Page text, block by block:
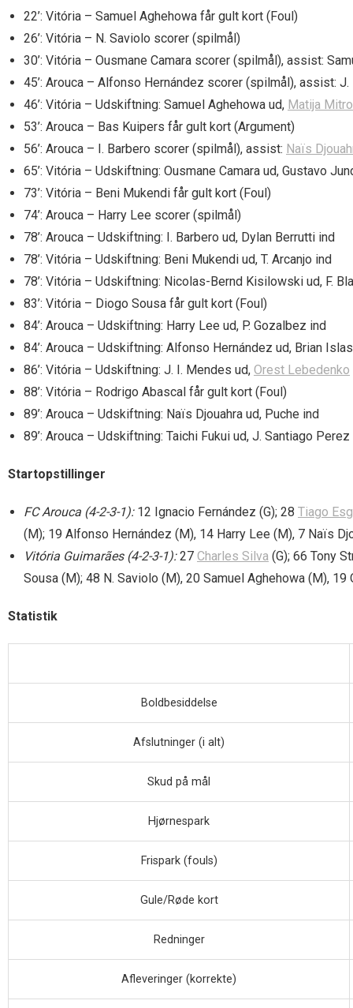
22’: Vitória – Samuel Aghehowa får gult kort (Foul)
26’: Vitória – N. Saviolo scorer (spilmål)
30’: Vitória – Ousmane Camara scorer (spilmål), assist:
45’: Arouca – Alfonso Hernández scorer (spilmål), assist: J.
46’: Vitória – Udskiftning: Samuel Aghehowa ud, Matija
53’: Arouca – Bas Kuipers får gult kort (Argument)
56’: Arouca – I. Barbero scorer (spilmål), assist: Naïs
65’: Vitória – Udskiftning: Ousmane Camara ud, Gustavo
73’: Vitória – Beni Mukendi får gult kort (Foul)
74’: Arouca – Harry Lee scorer (spilmål)
78’: Arouca – Udskiftning: I. Barbero ud, Dylan Berrutti ind
78’: Vitória – Udskiftning: Beni Mukendi ud, T. Arcanjo ind
78’: Vitória – Udskiftning: Nicolas-Bernd Kisilowski ud, F.
83’: Vitória – Diogo Sousa får gult kort (Foul)
84’: Arouca – Udskiftning: Harry Lee ud, P. Gozalbez ind
84’: Arouca – Udskiftning: Alfonso Hernández ud, Brian
86’: Vitória – Udskiftning: J. I. Mendes ud, Orest Lebedenko
88’: Vitória – Rodrigo Abascal får gult kort (Foul)
89’: Arouca – Udskiftning: Naïs Djouahra ud, Puche ind
89’: Arouca – Udskiftning: Taichi Fukui ud, J. Santiago Perez
Startopstillinger
FC Arouca (4-2-3-1):12 Ignacio Fernández (G); 28 Tiago
(M); 19 Alfonso Hernández (M), 14 Harry Lee (M), 7 Naïs
Vitória Guimarães (4-2-3-1):27 Charles Silva (G); 66 Tony
Sousa (M); 48 N. Saviolo (M), 20 Samuel Aghehowa (M),
Statistik
Boldbesiddelse
Afslutninger (i alt)
Skud på mål
Hjørnespark
Frispark (fouls)
Gule/Røde kort
Redninger
Afleveringer (korrekte)